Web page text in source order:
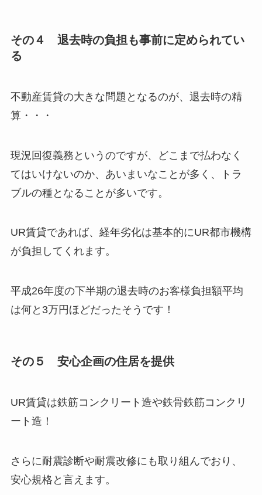
その４ 退去時の負担も事前に定められてい
る
不動産賃貸の大きな問題となるのが、退去時の精
算・・・
現況回復義務というのですが、どこまで払わなく
てはいけないのか、あいまいなことが多く、トラ
ブルの種となることが多いです。
UR賃貸であれば、経年劣化は基本的にUR都市機構
が負担してくれます。
平成26年度の下半期の退去時のお客様負担額平均
は何と3万円ほどだったそうです！
その５ 安心企画の住居を提供
UR賃貸は鉄筋コンクリート造や鉄骨鉄筋コンクリ
ート造！
さらに耐震診断や耐震改修にも取り組んでおり、
安心規格と言えます。